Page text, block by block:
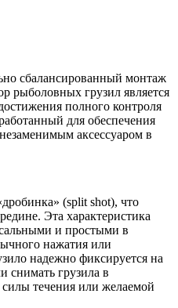
сбалансированный монтаж
рыболовных грузил является
полного контроля
для обеспечения
аксессуаром в
(split shot), что
Эта характеристика
и простыми в
нажатия или
надежно фиксируется на
снимать грузила в
течения или желаемой